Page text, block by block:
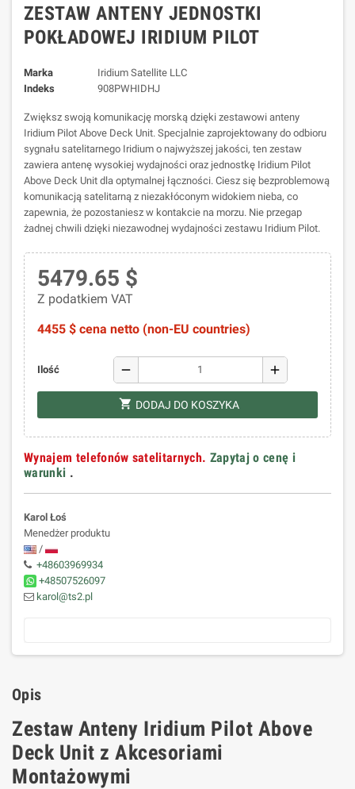
ZESTAW ANTENY JEDNOSTKI
POKŁADOWEJ IRIDIUM PILOT
Marka
Iridium Satellite LLC
Indeks
908PWHIDHJ
Zwiększ swoją komunikację morską dzięki zestawowi anteny
Iridium Pilot Above Deck Unit. Specjalnie zaprojektowany do odbioru
sygnału satelitarnego Iridium o najwyższej jakości, ten zestaw
zawiera antenę wysokiej wydajności oraz jednostkę Iridium Pilot
Above Deck Unit dla optymalnej łączności. Ciesz się bezproblemową
komunikacją satelitarną z niezakłóconym widokiem nieba, co
zapewnia, że pozostaniesz w kontakcie na morzu. Nie przegap
żadnej chwili dzięki niezawodnej wydajności zestawu Iridium Pilot.
5479.65 $
Z podatkiem VAT
4455 $ cena netto (non-EU countries)
Ilość remove add
shopping_cart DODAJ DO KOSZYKA
Wynajem telefonów satelitarnych. Zapytaj o cenę i
warunki .
Karol Łoś
Menedżer produktu
/
+48603969934
+48507526097
karol@ts2.pl
Opis
Zestaw Anteny Iridium Pilot Above
Deck Unit z Akcesoriami
Montażowymi